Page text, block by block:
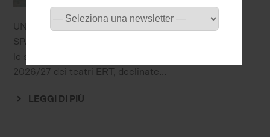
UN DIALOGO TRA SEGNO GRAFICO E
SPAZIO TEATRALE Stefano Ricci firma con
le sue opere l’universo visivo della Stagione
2026/27 dei teatri ERT, declinate...
LEGGI DI PIÙ